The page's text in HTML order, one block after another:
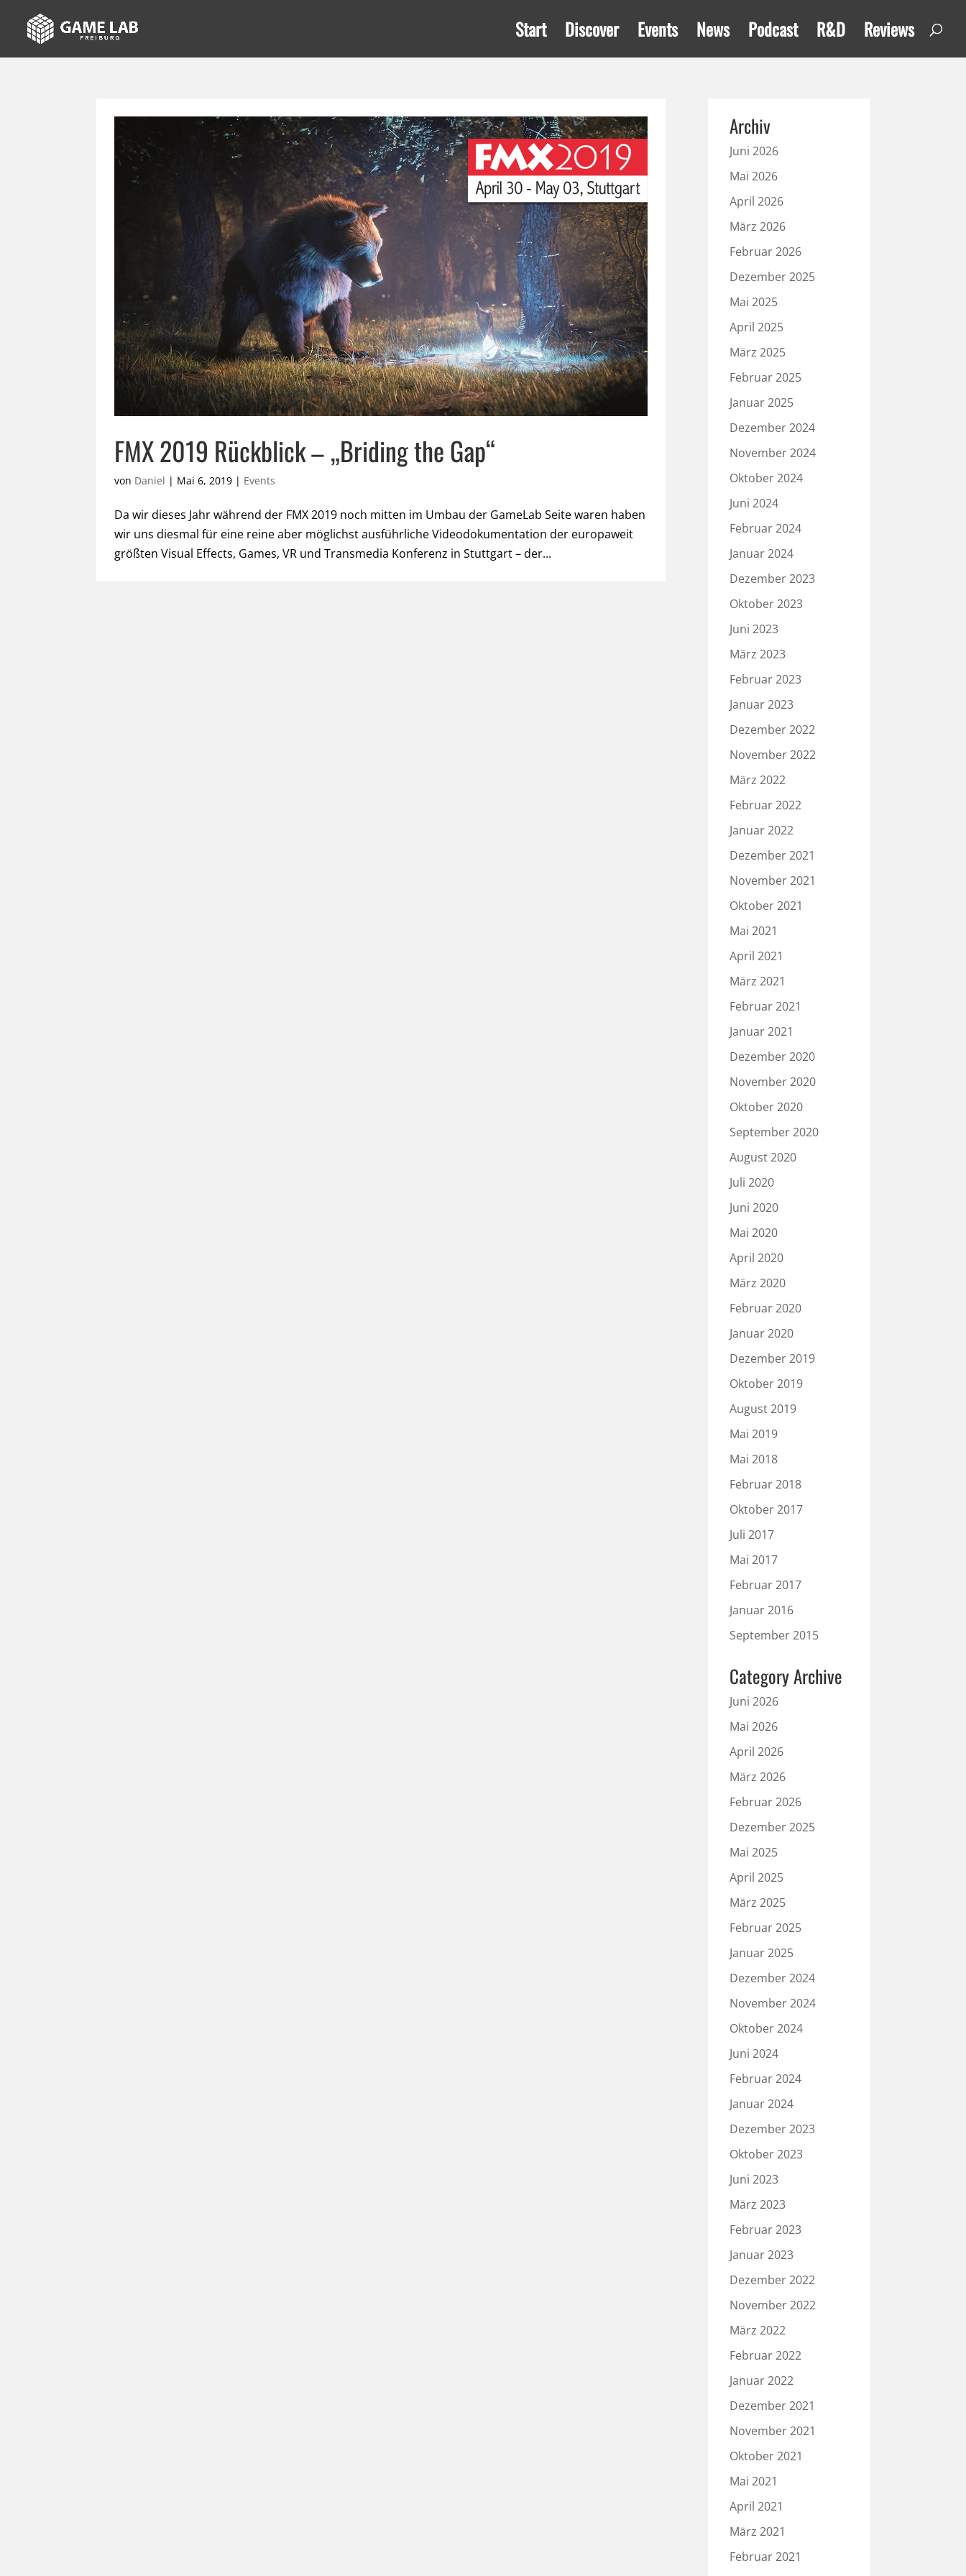
Start Discover Events News Podcast R&D Reviews
FMX 2019 Rückblick – „Briding the Gap“
von Daniel | Mai 6, 2019 | Events
Da wir dieses Jahr während der FMX 2019 noch mitten im Umbau der GameLab Seite waren haben
wir uns diesmal für eine reine aber möglichst ausführliche Videodokumentation der europaweit
größten Visual Effects, Games, VR und Transmedia Konferenz in Stuttgart – der...
Archiv
Juni 2026
Mai 2026
April 2026
März 2026
Februar 2026
Dezember 2025
Mai 2025
April 2025
März 2025
Februar 2025
Januar 2025
Dezember 2024
November 2024
Oktober 2024
Juni 2024
Februar 2024
Januar 2024
Dezember 2023
Oktober 2023
Juni 2023
März 2023
Februar 2023
Januar 2023
Dezember 2022
November 2022
März 2022
Februar 2022
Januar 2022
Dezember 2021
November 2021
Oktober 2021
Mai 2021
April 2021
März 2021
Februar 2021
Januar 2021
Dezember 2020
November 2020
Oktober 2020
September 2020
August 2020
Juli 2020
Juni 2020
Mai 2020
April 2020
März 2020
Februar 2020
Januar 2020
Dezember 2019
Oktober 2019
August 2019
Mai 2019
Mai 2018
Februar 2018
Oktober 2017
Juli 2017
Mai 2017
Februar 2017
Januar 2016
September 2015
Category Archive
Juni 2026
Mai 2026
April 2026
März 2026
Februar 2026
Dezember 2025
Mai 2025
April 2025
März 2025
Februar 2025
Januar 2025
Dezember 2024
November 2024
Oktober 2024
Juni 2024
Februar 2024
Januar 2024
Dezember 2023
Oktober 2023
Juni 2023
März 2023
Februar 2023
Januar 2023
Dezember 2022
November 2022
März 2022
Februar 2022
Januar 2022
Dezember 2021
November 2021
Oktober 2021
Mai 2021
April 2021
März 2021
Februar 2021